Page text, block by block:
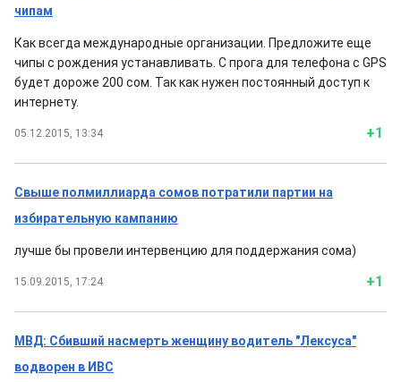
чипам
Как всегда международные организации. Предложите еще
чипы с рождения устанавливать. С прога для телефона с GPS
будет дороже 200 сом. Так как нужен постоянный доступ к
интернету.
05.12.2015, 13:34 +1
Свыше полмиллиарда сомов потратили партии на
избирательную кампанию
лучше бы провели интервенцию для поддержания сома)
15.09.2015, 17:24 +1
МВД: Сбивший насмерть женщину водитель "Лексуса"
водворен в ИВС